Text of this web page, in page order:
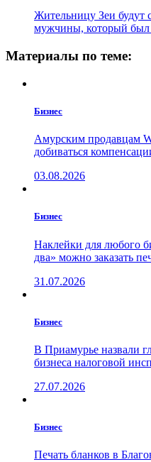
Жительницу Зеи будут
мужчины, который был
Материалы по теме:
Бизнес
Амурским продавцам
добиваться
03.08.2026
Бизнес
Наклейки для любого
два» можно заказать
31.07.2026
Бизнес
В Приамурье назвали
бизнеса налоговой
27.07.2026
Бизнес
Печать бланков в